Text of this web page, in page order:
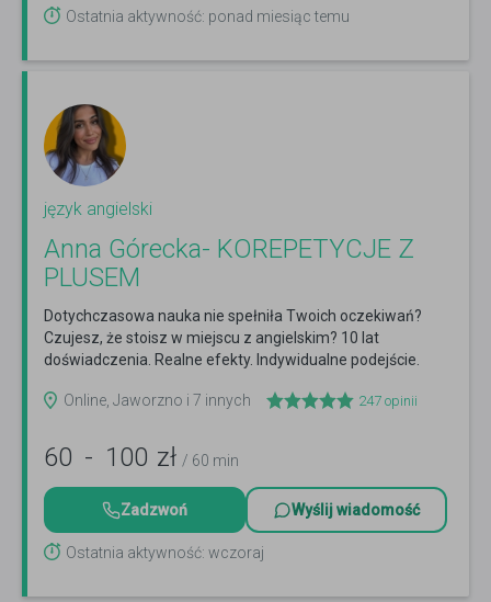
Ostatnia aktywność: ponad miesiąc temu
język angielski
Anna Górecka- KOREPETYCJE Z
PLUSEM
Dotychczasowa nauka nie spełniła Twoich oczekiwań?
Czujesz, że stoisz w miejscu z angielskim? 10 lat
doświadczenia. Realne efekty. Indywidualne podejście.
Online, Jaworzno i 7 innych
247 opinii
60 - 100 zł / 60 min
Zadzwoń Wyślij wiadomość
Ostatnia aktywność: wczoraj